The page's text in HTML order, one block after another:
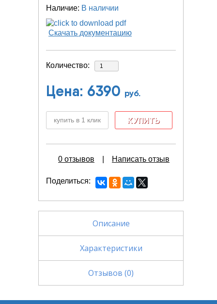
Наличие: В наличии
Скачать документацию
Количество:
Цена: 6390 руб.
купить в 1 клик
0 отзывов Написать отзыв
Поделиться
Описание
Характеристики
Отзывов (0)